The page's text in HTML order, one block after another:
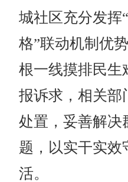
城社区充分发挥
格”联动机制优
根一线摸排民生
报诉求，相关部
处置，妥善解决
题，以实干实效
活。